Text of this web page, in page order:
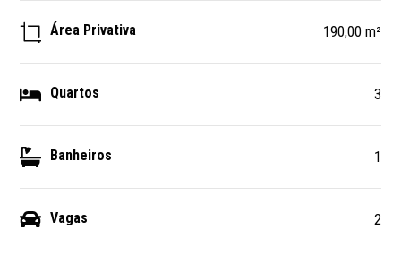
Área Privativa 190,00 m²
Quartos 3
Banheiros 1
Vagas 2